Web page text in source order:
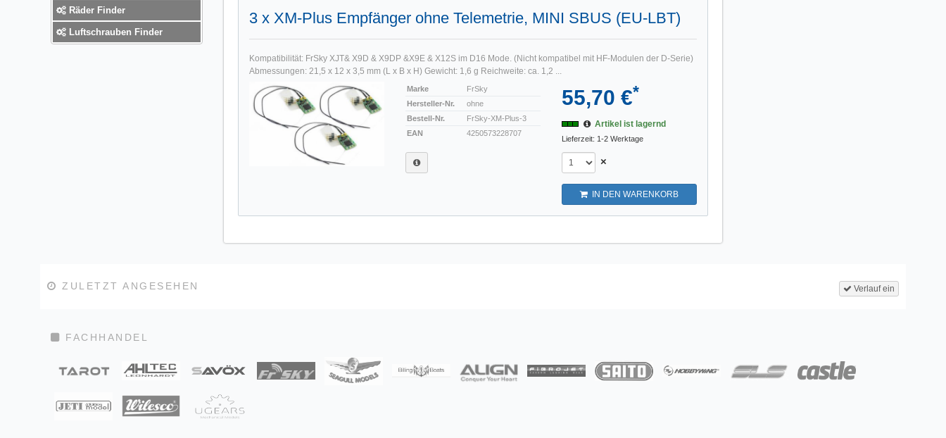
3 x XM-Plus Empfänger ohne Telemetrie, MINI SBUS (EU-LBT)
Kompatibilität: FrSky XJT& X9D & X9DP &X9E & X12S im D16 Mode. (Nicht kompatibel mit HF-Modulen der D-Serie)
Abmessungen: 21,5 x 12 x 3,5 mm (L x B x H) Gewicht: 1,6 g Reichweite: ca. 1,2 ...
Marke
FrSky
Hersteller-Nr.
ohne
Bestell-Nr.
FrSky-XM-Plus-3
EAN
4250573228707
55,70 €*
Artikel ist lagernd
Lieferzeit: 1-2 Werktage
×
IN DEN WARENKORB
Räder Finder
Luftschrauben Finder
Verlauf ein
ZULETZT ANGESEHEN
FACHHANDEL